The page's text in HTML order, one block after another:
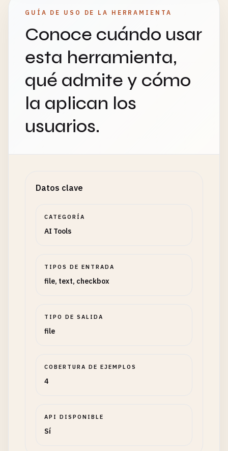
GUÍA DE USO DE LA HERRAMIENTA
Conoce cuándo usar
esta herramienta,
qué admite y cómo
la aplican los
usuarios.
Datos clave
CATEGORÍA
AI Tools
TIPOS DE ENTRADA
file, text, checkbox
TIPO DE SALIDA
file
COBERTURA DE EJEMPLOS
4
API DISPONIBLE
Sí